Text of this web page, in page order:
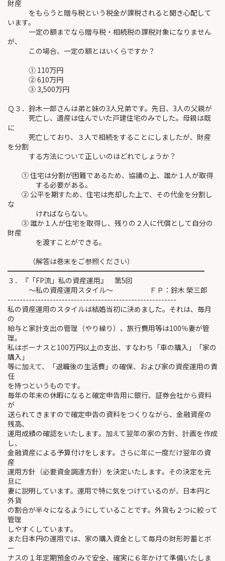
財産
をもらうと贈与税という税金が課税されると聞き心配して
います。
一定の額までなら贈与税・相続税の課税対象になりません
が、
この場合、一定の額とはいくらですか？
① 110万円
② 610万円
③ 3,500万円
Ｑ３．鈴木一郎さんは弟と妹の3人兄弟です。先日、3人の父親が
死亡し、遺産は住んでいた戸建住宅のみでした。母親は既
に
死亡しており、３人で相続をすることにしましたが、財産
を分割
する方法について正しいのはどれでしょうか？
① 住宅は分割が困難であるため、協議の上、誰か１人が取得
する必要がある。
② 公平を期すため、住宅は売却した上で、その代金を分割し
な
ければならない。
③ 誰か１人が住宅を取得し、残りの２人に代償として自分の
財産
を渡すことができる。
（解答は巻末をご参照ください）
━━━━━━━━━━━━━━━━━━━━━━━━━━━━
３．『「FP流」私の資産運用』 第5回
～私の資産運用スタイル～ ＦＰ：鈴木 榮三郎
--------------------------------------------------------
私の資産運用のスタイルは結婚当初に決めました。それは、毎月
の
給与と家計支出の管理（やり繰り）、旅行費用等は100％妻が管
理。
私はボーナスと100万円以上の支出、すなわち「車の購入」「家の
購入」
等に加えて、「退職後の生活費」の確保、および家の資産運用の責
任
を持つというものです。
毎年の年末の休暇になると確定申告用に銀行、証券会社から資料
が
送られてきますので確定申告の資料をつくりながら、金融資産の
残高、
運用成績の確認をいたします。加えて翌年の家の方針、計画を作成
し、
金融資産による予算付けをします。さらに年に一度だけ翌年の資
産
運用方針（必要資金調達方針）を決定いたします。その決定を元
旦に
妻に説明しています。運用で特に気をつけているのが、日本円と
外貨
の割合が半々になるようにしていることです。外貨も２つに絞って
管理
しやすくしています。
また日本円の運用では、家の購入資金として毎月の財形貯蓄とボ
ー
ナスの１年定期預金のみで安全、確実に６年かけて準備いたしま